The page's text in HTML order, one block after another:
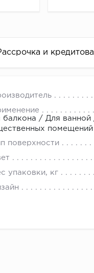
и
балкона / Для
помещений
поверхности
упаковки, кг